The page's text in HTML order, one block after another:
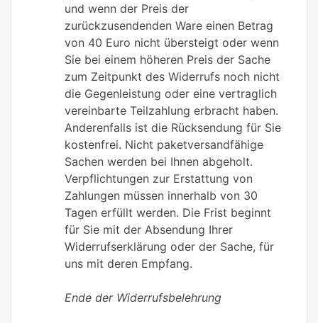
und wenn der Preis der
zurückzusendenden Ware einen Betrag
von 40 Euro nicht übersteigt oder wenn
Sie bei einem höheren Preis der Sache
zum Zeitpunkt des Widerrufs noch nicht
die Gegenleistung oder eine vertraglich
vereinbarte Teilzahlung erbracht haben.
Anderenfalls ist die Rücksendung für Sie
kostenfrei. Nicht paketversandfähige
Sachen werden bei Ihnen abgeholt.
Verpflichtungen zur Erstattung von
Zahlungen müssen innerhalb von 30
Tagen erfüllt werden. Die Frist beginnt
für Sie mit der Absendung Ihrer
Widerrufserklärung oder der Sache, für
uns mit deren Empfang.
Ende der Widerrufsbelehrung